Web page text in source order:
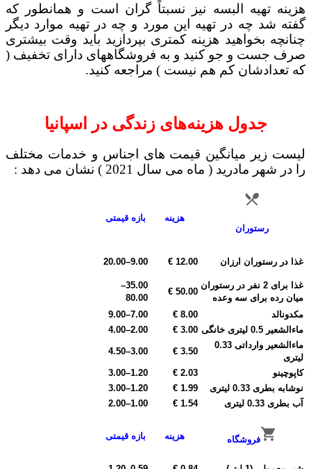
هزینه تهیه البسه نیز نسبتاً گران است و همانطور که
گفته شد چه در تهیه این مورد و چه در تهیه موارد دیگر
چنانچه بخواهید هزینه کمتری بپردازید باید وقت بیشتری
صرف جست و جو کنید و به فروشگاههای دارای تخفیف (
که تعدادشان کم هم نیست ) مراجعه کنید.
جدول هزینه‌های زندگی در اسپانیا
لیست زیر میانگین قیمت های اجناس و خدمات مختلف
را ​​در شهر مادرید ( ماه می سال 2021 ) نشان می دهد :
رستوران
هزینه بازه قیمتی
غذا در رستوران ارزان 12.00 €
9.00
–
20.00
غذا برای 2 نفر در رستوران
میان رده برای سه وعده
50.00 €
35.00
–
80.00
مکدونالد
8.00 €
7.00
–
9.00
ماءالشعیر 0.5 لیتری خانگی
3.00 €
2.00
–
4.00
ماءالشعیر وارداتی 0.33
لیتری
3.50 €
3.00
–
4.50
کاپوچینو 2.03 €
1.20
–
3.00
نوشابه بطری 0.33 لیتری
1.99 €
1.20
–
3.00
آب بطری 0.33 لیتری
1.54 €
1.00
–
2.00
فروشگاه هزینه بازه قیمتی